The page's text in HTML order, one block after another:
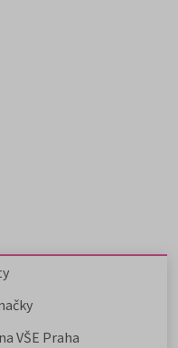
VŠE Praha